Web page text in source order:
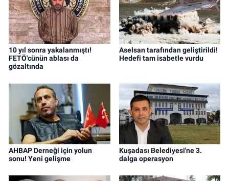
10 yıl sonra yakalanmıştı!
FETÖ'cünün ablası da
gözaltında
Aselsan tarafından geliştirildi!
Hedefi tam isabetle vurdu
AHBAP Derneği için yolun
sonu! Yeni gelişme
Kuşadası Belediyesi'ne 3.
dalga operasyon